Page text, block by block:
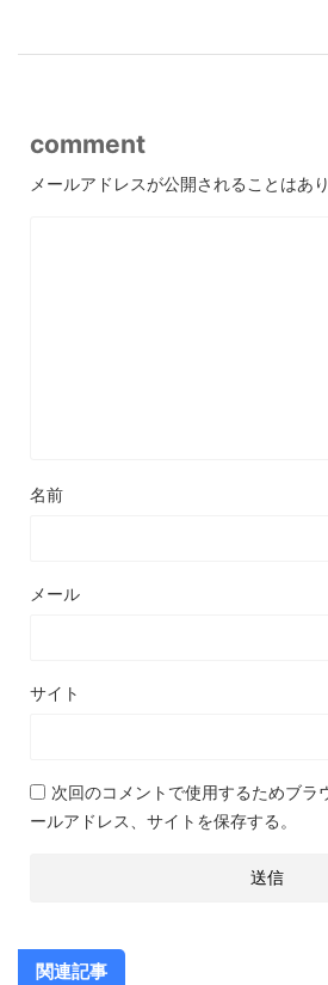
comment
メールアドレスが公開されることはあり
名前
メール
サイト
次回のコメントで使用するためブラ
ールアドレス、サイトを保存する。
関連記事